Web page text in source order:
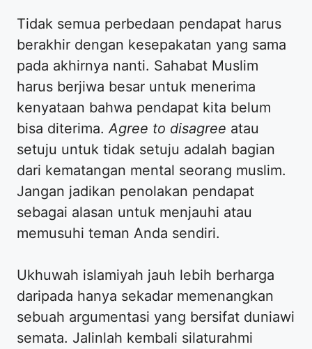
Tidak semua perbedaan pendapat harus
berakhir dengan kesepakatan yang sama
pada akhirnya nanti. Sahabat Muslim
harus berjiwa besar untuk menerima
kenyataan bahwa pendapat kita belum
bisa diterima. Agree to disagree atau
setuju untuk tidak setuju adalah bagian
dari kematangan mental seorang muslim.
Jangan jadikan penolakan pendapat
sebagai alasan untuk menjauhi atau
memusuhi teman Anda sendiri.
Ukhuwah islamiyah jauh lebih berharga
daripada hanya sekadar memenangkan
sebuah argumentasi yang bersifat duniawi
semata. Jalinlah kembali silaturahmi